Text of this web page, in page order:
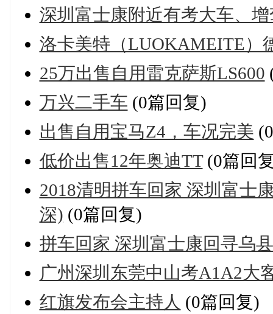
深圳富士康附近有考大车、增
洛卡美特（LUOKAMEITE）
25万出售自用雷克萨斯LS600
万兴二手车 (0篇回复)
出售自用宝马Z4，车况完美
低价出售12年奥迪TT(0篇回
2018清明拼车回家 深圳富士
深) (0篇回复)
拼车回家 深圳富士康回寻乌
广州深圳东莞中山考A1A2大
红旗发布会主持人 (0篇回复)